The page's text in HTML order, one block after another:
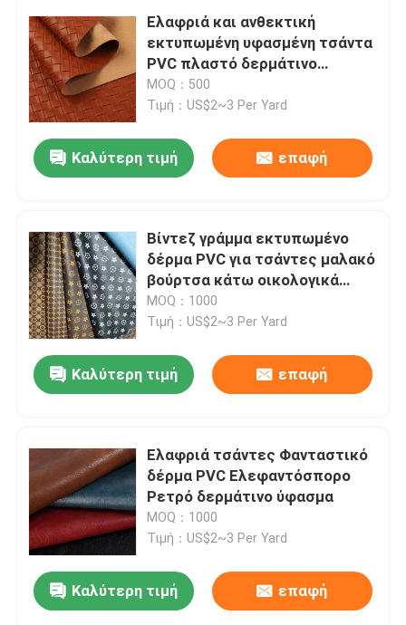
Ελαφριά και ανθεκτική
εκτυπωμένη υφασμένη τσάντα
PVC πλαστό δερμάτινο
ύφασμα
MOQ：500
Τιμή：US$2~3 Per Yard
Καλύτερη τιμή επαφή
Βίντεζ γράμμα εκτυπωμένο
δέρμα PVC για τσάντες μαλακό
βούρτσα κάτω οικολογικά
φιλικό
MOQ：1000
Τιμή：US$2~3 Per Yard
Καλύτερη τιμή επαφή
Ελαφριά τσάντες Φανταστικό
δέρμα PVC Ελεφαντόσπορο
Ρετρό δερμάτινο ύφασμα
MOQ：1000
Τιμή：US$2~3 Per Yard
Καλύτερη τιμή επαφή